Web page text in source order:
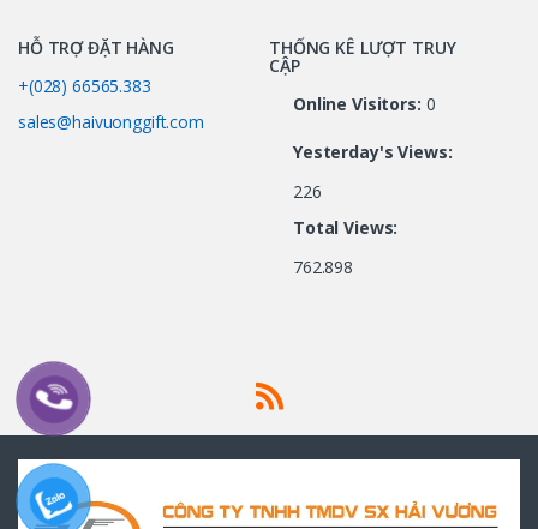
HỖ TRỢ ĐẶT HÀNG
+(028) 66565.383
sales@haivuonggift.com
THỐNG KÊ LƯỢT TRUY
CẬP
Online Visitors: 0
Yesterday's Views:
226
Total Views:
762.898